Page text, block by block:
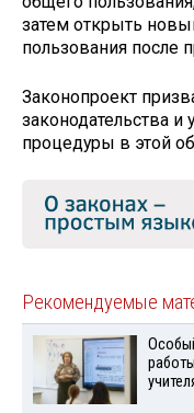
затем открыть
пользования после
Законопроект
законодательства
процедуры в этой
Рекомендуемые